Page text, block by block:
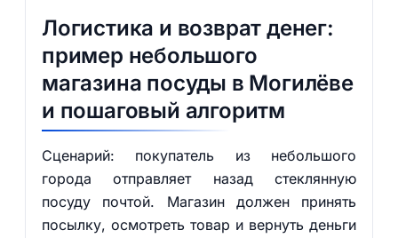
Логистика и возврат денег:
пример небольшого
магазина посуды в Могилёве
и пошаговый алгоритм
Сценарий: покупатель из небольшого
города отправляет назад стеклянную
посуду почтой. Магазин должен принять
посылку, осмотреть товар и вернуть деньги